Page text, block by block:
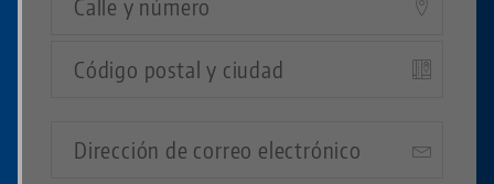
Código
postal
ciudad
electrónico